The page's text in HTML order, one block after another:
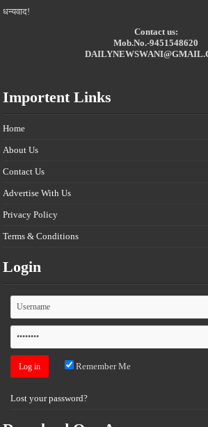
धन्यवाद!
Contact us:
Mob.No.-9451548620
Importent Links
Home
About Us
Contact Us
Advertise With Us
Privacy Policy
Terms & Conditions
Login
Remember Me
Lost your password?